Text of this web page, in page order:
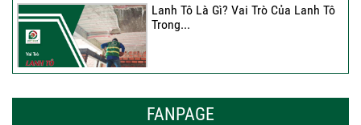
Lanh Tô Là Gì? Vai Trò Của Lanh Tô
Trong...
Thiết Kế Hòa...
FANPAGE